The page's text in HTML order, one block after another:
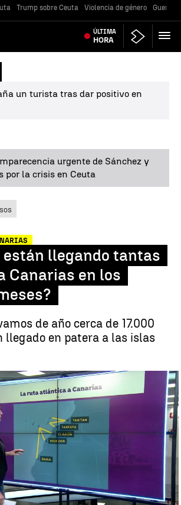
Trump sobre Ceuta Violencia de género Guerra
ÚLTIMA
HORA
un turista tras dar positivo en
urgente de Sánchez y
por la crisis en Ceuta
están llegando tantas
Canarias en los
de año cerca de 17.000
llegado en patera a las islas
tantas pateras a Canarias en los últimos
meses? | CANARIAS NUEVA
noviembre de 2020, 19:01
noviembre de 2020, 17:11